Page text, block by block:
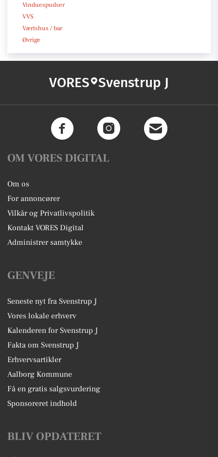
Vinduespudser
VVS
Værtshus / bar
Øvrige
VORES Svenstrup J
OM VORES DIGITAL
Om os
For annoncører
Vilkår og Privatlivspolitik
Kontakt VORES Digital
Administrer samtykke
GENVEJE
Seneste nyt fra Svenstrup J
Vores lokale erhverv
Kalenderen for Svenstrup J
Fakta om Svenstrup J
Erhvervsartikler
Aalborg Kommune
Få en gratis salgsvurdering
Sponsoreret indhold
BLIV OPDATERET